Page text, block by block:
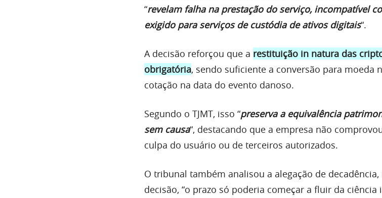
“revelam falha na prestação do serviço, incompatível
exigido para serviços de custódia de ativos digitais“.
A decisão reforçou que a restituição in natura das
obrigatória, sendo suficiente a conversão para moeda
cotação na data do evento danoso.
Segundo o TJMT, isso “preserva a equivalência
sem causa“, destacando que a empresa não
culpa do usuário ou de terceiros autorizados.
O tribunal também analisou a alegação de
decisão, “o prazo só poderia começar a fluir da ciência